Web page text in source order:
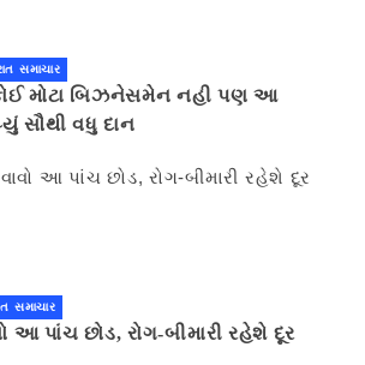
સમાચાર
કોઈ મોટા બિઝનેસમેન નહી પણ આ
સૌથી વધુ દાન
સમાચાર
આ પાંચ છોડ, રોગ-બીમારી રહેશે દૂર